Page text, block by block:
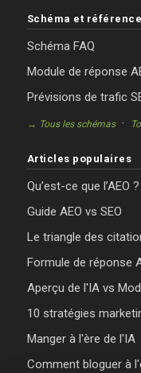
Schéma et
Schéma FAQ
Module de réponse
Prévisions de trafic
→ Tous les schémas·
Articles populaires
Qu’est-ce que l’AEO
Guide AEO vs SEO
Le triangle des
Formule de réponse
Aperçu de l'IA vs
10 stratégies
Manger à l'ère de l'IA
Comment bloguer à